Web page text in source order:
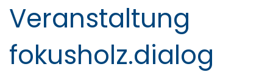
Veranstaltung
fokusholz.dialog